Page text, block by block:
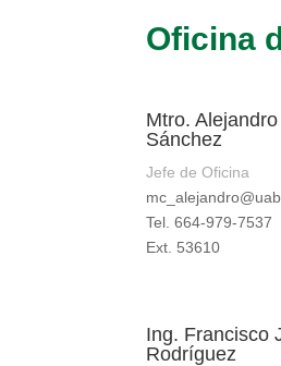
Oficina
Mtro.
Sánchez
Jefe de Oficina
Tel. 664-979-7537
Ext. 53610
Ing. Francisco
Rodríguez